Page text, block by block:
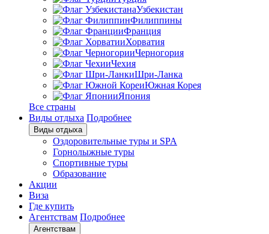
Узбекистан
Филиппины
Франция
Хорватия
Черногория
Чехия
Шри-Ланка
Южная Корея
Япония
Все страны
Виды отдыха Подробнее
Виды отдыха
Оздоровительные туры и SPA
Горнолыжные туры
Спортивные туры
Образование
Акции
Виза
Где купить
Агентствам Подробнее
Агентствам